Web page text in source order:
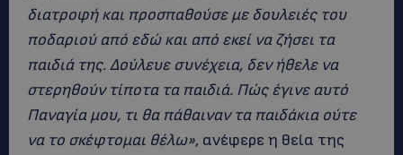
διατροφή και προσπαθούσε με δουλειές του
ποδαριού από εδώ και από εκεί να ζήσει τα
παιδιά της. Δούλευε συνέχεια, δεν ήθελε να
στερηθούν τίποτα τα παιδιά. Πώς έγινε αυτό
Παναγία μου, τι θα πάθαιναν τα παιδάκια ούτε
να το σκέφτομαι θέλω», ανέφερε η θεία της